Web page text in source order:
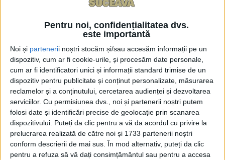
Pentru noi, confidențialitatea dvs.
este importantă
Noi și partenerii noștri stocăm și/sau accesăm informații pe un
dispozitiv, cum ar fi cookie-urile, și procesăm date personale,
cum ar fi identificatori unici și informații standard trimise de un
dispozitiv pentru publicitate și conținut personalizate, măsurarea
reclamelor și a conținutului, cercetarea audienței și dezvoltarea
serviciilor. Cu permisiunea dvs., noi și partenerii noștri putem
folosi date și identificări precise de geolocație prin scanarea
dispozitivului. Puteți da clic pentru a vă da acordul cu privire la
prelucrarea realizată de către noi și 1733 partenerii noștri
conform descrierii de mai sus. În mod alternativ, puteți da clic
pentru a refuza să vă dați consimțământul sau pentru a accesa
Purtătorul de cuvînt al ISU
foarte multă lume la
procesiune, ceea ce mă
bucură, fiindcă atrage
atenția asupra municipiului
24 IUNIE, 2022